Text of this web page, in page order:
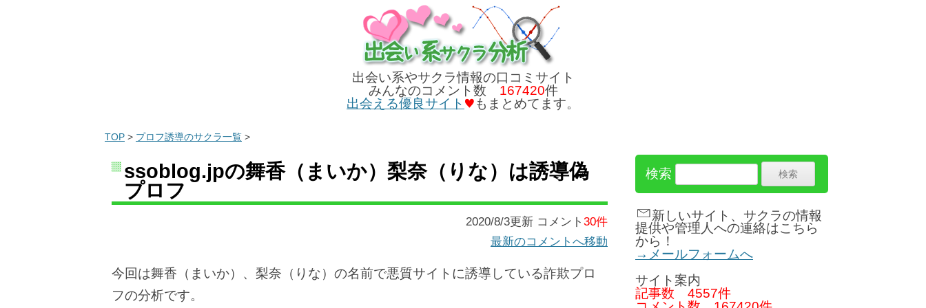
出会い系やサクラ情報の口コミサイト
みんなのコメント数 167420件
出会える優良サイト
もまとめてます。
TOP > プロフ誘導のサクラ一覧 >
ssoblog.jpの舞香（まいか）梨奈（りな）は誘導偽
プロフ
2020/8/3更新 コメント 30件
最新のコメントへ移動
今回は舞香（まいか）、梨奈（りな）の名前で悪質サイトに誘導している詐欺プロ
フの分析です。
検索
新しいサイト、サクラの情報
提供や管理人への連絡はこちら
から！
→メールフォームへ
サイト案内
記事数 4557件